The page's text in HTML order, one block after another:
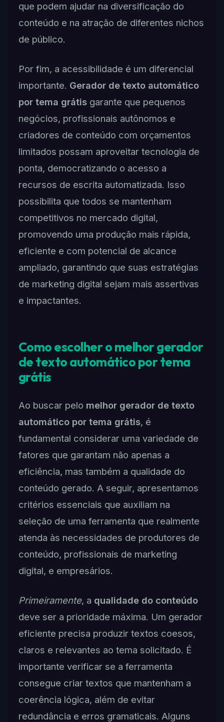
que podem ajudar na diversificação do
conteúdo e na atração de diferentes nichos
de público.
Por fim, a acessibilidade é um diferencial
importante. Gerador de texto automático
por tema grátisgarante que pequenos
negócios, profissionais autônomos e
criadores de conteúdo com orçamentos
limitados possam aproveitar tecnologia de
ponta, democratizando o acesso a
recursos de escrita automatizada. Isso
possibilita que todos se mantenham
competitivos no mercado digital,
promovendo uma produção mais rápida,
eficiente e com potencial de alcance
ampliado, garantindo que suas estratégias
de marketing digital sejam mais assertivas
e impactantes.
Como escolher o melhor gerador
de texto automático por tema
grátis
Ao buscar pelo melhor gerador de texto
automático por tema grátis, é
fundamental considerar uma variedade de
fatores que garantam não apenas a
eficiência, mas também a qualidade do
conteúdo gerado. A seguir, apresentamos
critérios essenciais que auxiliam na
seleção de uma ferramenta que realmente
atenda às necessidades de produtores de
conteúdo, profissionais de marketing
digital, e empresários.
Primeiramente, a qualidade do conteúdo
deve ser a prioridade máxima. Um gerador
eficiente precisa produzir textos coesos,
claros e relevantes ao tema solicitado. É
importante verificar se a ferramenta
consegue criar textos que mantenham a
coerência lógica, além de evitar
redundância e erros gramaticais. Alguns